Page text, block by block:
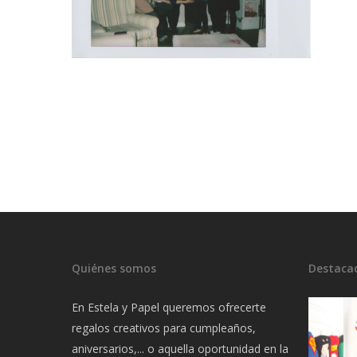
Quiénes somos
En Estela y Papel queremos ofrecerte
regalos creativos para cumpleaños,
aniversarios,... o aquella oportunidad en la